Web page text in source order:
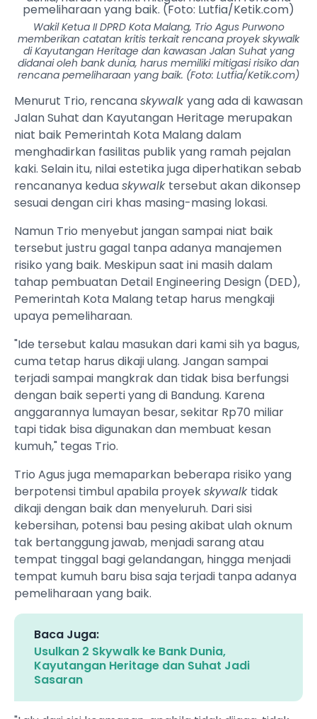
Wakil Ketua II DPRD Kota Malang, Trio Agus Purwono
memberikan catatan kritis terkait rencana proyek skywalk
di Kayutangan Heritage dan kawasan Jalan Suhat yang
didanai oleh bank dunia, harus memiliki mitigasi risiko dan
rencana pemeliharaan yang baik. (Foto: Lutfia/Ketik.com)
Menurut Trio, rencanaskywalkyang ada di kawasan
Jalan Suhat dan Kayutangan Heritage merupakan
niat baik Pemerintah Kota Malang dalam
menghadirkan fasilitas publik yang ramah pejalan
kaki. Selain itu, nilai estetika juga diperhatikan sebab
rencananya keduaskywalk tersebut akan dikonsep
sesuai dengan ciri khas masing-masing lokasi.
Namun Trio menyebut jangan sampai niat baik
tersebut justru gagal tanpa adanya manajemen
risiko yang baik. Meskipun saat ini masih dalam
tahap pembuatan Detail Engineering Design (DED),
Pemerintah Kota Malang tetap harus mengkaji
upaya pemeliharaan.
"Ide tersebut kalau masukan dari kami sih ya bagus,
cuma tetap harus dikaji ulang. Jangan sampai
terjadi sampai mangkrak dan tidak bisa berfungsi
dengan baik seperti yang di Bandung. Karena
anggarannya lumayan besar, sekitar Rp70 miliar
tapi tidak bisa digunakan dan membuat kesan
kumuh," tegas Trio.
Trio Agus juga memaparkan beberapa risiko yang
berpotensi timbul apabila proyekskywalk tidak
dikaji dengan baik dan menyeluruh. Dari sisi
kebersihan, potensi bau pesing akibat ulah oknum
tak bertanggung jawab, menjadi sarang atau
tempat tinggal bagi gelandangan, hingga menjadi
tempat kumuh baru bisa saja terjadi tanpa adanya
pemeliharaan yang baik.
Baca Juga:
Usulkan 2 Skywalk ke Bank Dunia,
Kayutangan Heritage dan Suhat Jadi
Sasaran